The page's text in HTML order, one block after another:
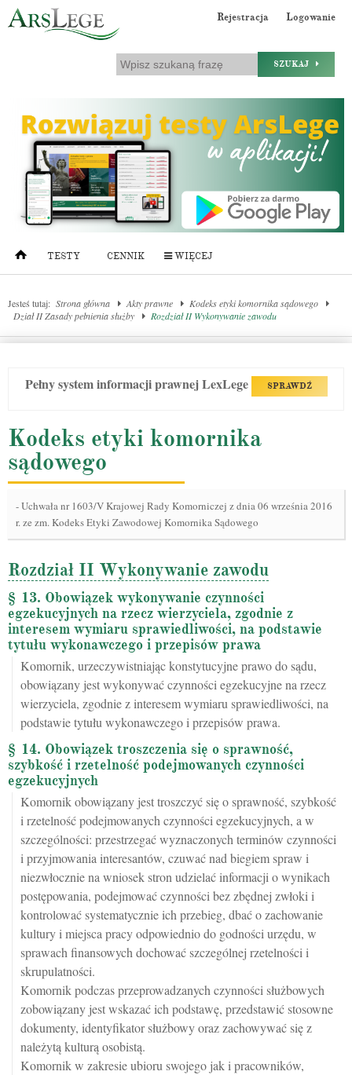
Rejestracja Logowanie
SZUKAJ
TESTY CENNIK WIĘCEJ
Jesteś tutaj: Strona główna Akty prawne
Kodeks etyki komornika sądowego
Dział II Zasady pełnienia służby
Rozdział II Wykonywanie zawodu
Pełny system informacji prawnej LexLege SPRAWDŹ
Kodeks etyki komornika
sądowego
-Uchwała nr 1603/V Krajowej Rady Komorniczej z dnia 06 września 2016
r. ze zm. Kodeks Etyki Zawodowej Komornika Sądowego
Rozdział II Wykonywanie zawodu
§ 13. Obowiązek wykonywanie czynności
egzekucyjnych na rzecz wierzyciela, zgodnie z
interesem wymiaru sprawiedliwości, na podstawie
tytułu wykonawczego i przepisów prawa
Komornik, urzeczywistniając konstytucyjne prawo do sądu,
obowiązany jest wykonywać czynności egzekucyjne na rzecz
wierzyciela, zgodnie z interesem wymiaru sprawiedliwości, na
podstawie tytułu wykonawczego i przepisów prawa.
§ 14. Obowiązek troszczenia się o sprawność,
szybkość i rzetelność podejmowanych czynności
egzekucyjnych
Komornik obowiązany jest troszczyć się o sprawność, szybkość
i rzetelność podejmowanych czynności egzekucyjnych, a w
szczególności: przestrzegać wyznaczonych terminów czynności
i przyjmowania interesantów, czuwać nad biegiem spraw i
niezwłocznie na wniosek stron udzielać informacji o wynikach
postępowania, podejmować czynności bez zbędnej zwłoki i
kontrolować systematycznie ich przebieg, dbać o zachowanie
kultury i miejsca pracy odpowiednio do godności urzędu, w
sprawach finansowych dochować szczególnej rzetelności i
skrupulatności.
Komornik podczas przeprowadzanych czynności służbowych
zobowiązany jest wskazać ich podstawę, przedstawić stosowne
dokumenty, identyfikator służbowy oraz zachowywać się z
należytą kulturą osobistą.
Komornik w zakresie ubioru swojego jak i pracowników,